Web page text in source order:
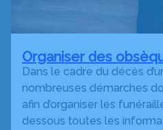
Organiser des
Dans le cadre du décès
nombreuses démarches
afin d’organiser les
dessous toutes les